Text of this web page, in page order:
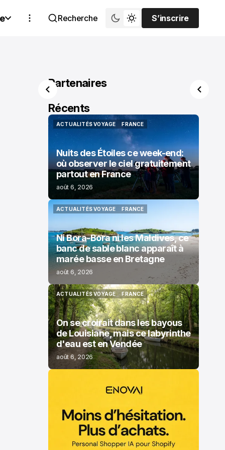
Recherche
S’inscrire
S’inscrire
Partenaires
Récents
ACTUALITÉS VOYAGE
ACTUALITÉS VOYAGE
FRANCE
FRANCE
Nuits des Étoiles ce week-end:
où observer le ciel gratuitement
partout en France
août 6, 2026
ACTUALITÉS VOYAGE
FRANCE
Ni Bora-Bora ni les Maldives, ce
banc de sable blanc apparaît à
marée basse en Bretagne
août 6, 2026
ACTUALITÉS VOYAGE
ACTUALITÉS VOYAGE
FRANCE
FRANCE
On se croirait dans les bayous
de Louisiane, mais ce labyrinthe
d'eau est en Vendée
août 6, 2026